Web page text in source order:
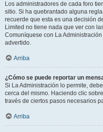
Los administradores de cada foro
sitio. Si ha quebrantado alguna
recuerde que esta es una decisión
Limited no tiene nada que ver con
Comuníquese con La
advertido.
Arriba
¿Cómo se puede reportar un
Si La Administración lo permite,
cerca del mismo. Haciendo clic
través de ciertos pasos necesarios
Arriba